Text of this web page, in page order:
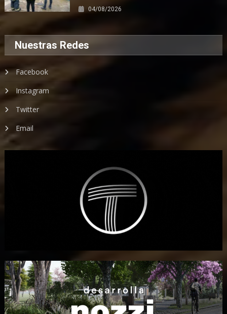
04/08/2026
Nuestras Redes
Facebook
Instagram
Twitter
Email